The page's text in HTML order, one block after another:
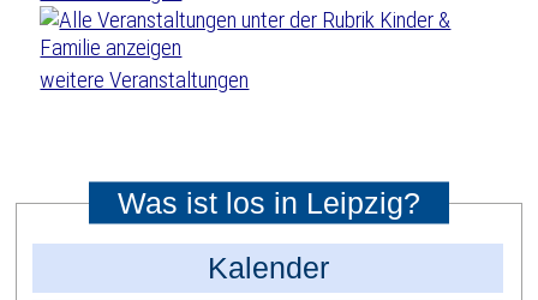
weitere Veranstaltungen
Was ist los in Leipzig?
Kalender